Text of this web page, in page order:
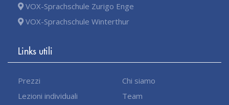
VOX-Sprachschule Zurigo Enge
VOX-Sprachschule Winterthur
Links utili
Prezzi
Lezioni individuali
Chi siamo
Team